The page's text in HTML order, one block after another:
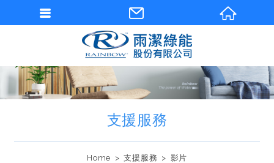
支援服務
Home 支援服務 影片